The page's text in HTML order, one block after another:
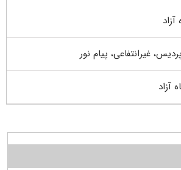
غیرانتفاعی، پیام نور
آزاد